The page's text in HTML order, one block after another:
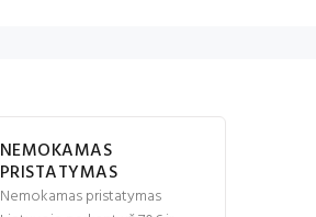
NEMOKAMAS
PRISTATYMAS
Nemokamas pristatymas